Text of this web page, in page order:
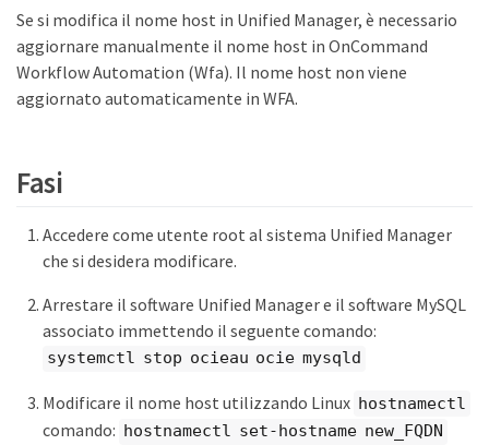
Se si modifica il nome host in Unified Manager, è necessario
aggiornare manualmente il nome host in OnCommand
Workflow Automation (Wfa). Il nome host non viene
aggiornato automaticamente in WFA.
Fasi
Accedere come utente root al sistema Unified Manager
che si desidera modificare.
Arrestare il software Unified Manager e il software MySQL
associato immettendo il seguente comando:
systemctl stop ocieau ocie mysqld
Modificare il nome host utilizzando Linux hostnamectl
comando: hostnamectl set-hostname new_FQDN